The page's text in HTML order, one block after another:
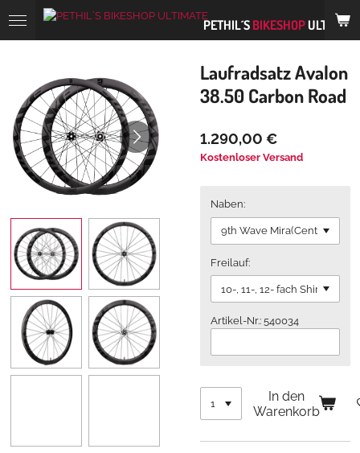
Zum
PETHIL´S BIKESHOP ULTIMATE
Laufradsatz Avalon
38.50 Carbon Road
1.290,00 €
Kostenloser Versand
Naben:
Freilauf:
Artikel-Nr.: 540034
In den
Warenkorb